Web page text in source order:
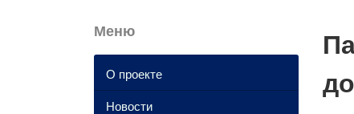
Меню
О проекте
Новости